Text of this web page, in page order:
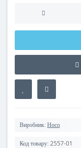
Виробник: Hoco
Код товару: 2557-01